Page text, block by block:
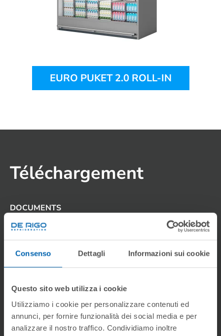
Consenso Dettagli Informazioni sui cookie
Questo sito web utilizza i cookie
Utilizziamo i cookie per personalizzare contenuti ed
annunci, per fornire funzionalità dei social media e per
analizzare il nostro traffico. Condividiamo inoltre
EURO PUKET 2.0 ROLL-IN
Téléchargement
DOCUMENTS
Gamme des produits
Fiche technique